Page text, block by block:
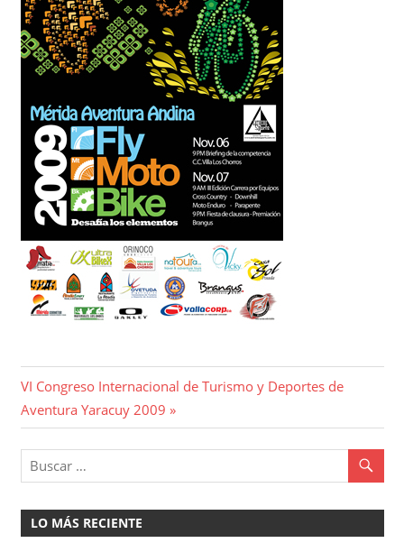
Navegación
de
entradas
Entrada
siguiente:
VI Congreso Internacional de Turismo y Deportes de
Aventura Yaracuy 2009
LO MÁS RECIENTE